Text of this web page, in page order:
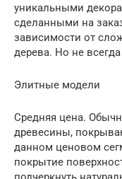
уникальными
сделанными на
зависимости от
дерева. Но не
Элитные модели
Средняя цена.
древесины,
данном ценовом
покрытие